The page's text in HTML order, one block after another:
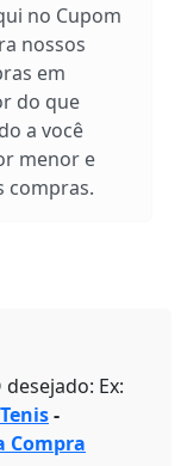
no Cupom
nossos
em
do que
a você
menor e
compras.
Ex:
Tenis-
Compra